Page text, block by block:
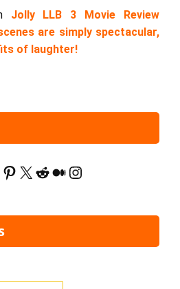
Jolly LLB 3 Movie Review
are simply spectacular,
of laughter!
Pinterest
X Reddit
Medium
Instagram